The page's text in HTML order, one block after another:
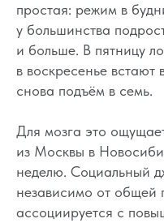
простая: режим в
у большинства
и больше. В пятницу
в воскресенье
снова подъём в семь.
Для мозга это
из Москвы в
неделю. Социальный
независимо от общей
ассоциируется с